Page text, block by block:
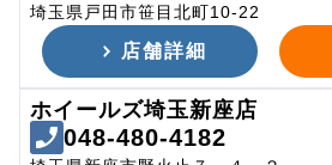
埼玉県戸田市笹目北町10-22
店舗詳細
ホイールズ埼玉新座店
048-480-4182